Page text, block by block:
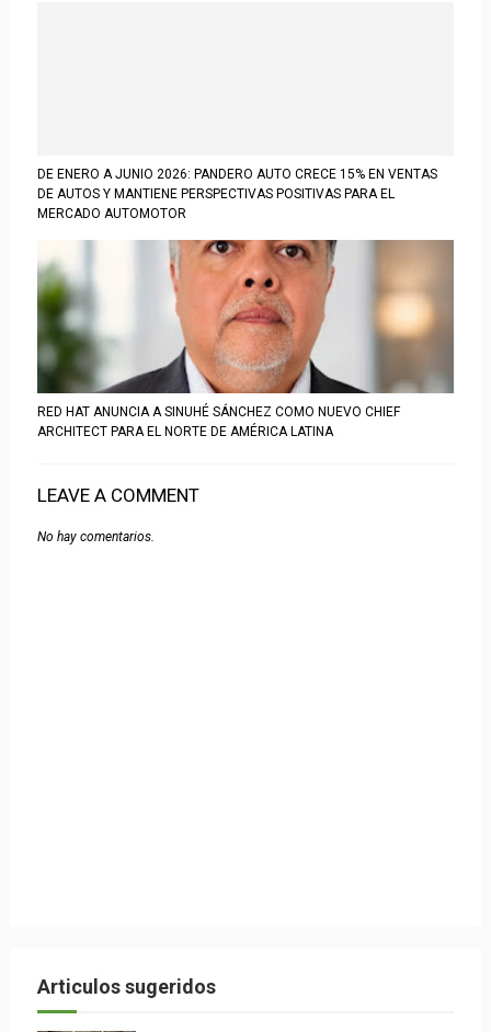
DE ENERO A JUNIO 2026: PANDERO AUTO CRECE 15% EN VENTAS
DE AUTOS Y MANTIENE PERSPECTIVAS POSITIVAS PARA EL
MERCADO AUTOMOTOR
RED HAT ANUNCIA A SINUHÉ SÁNCHEZ COMO NUEVO CHIEF
ARCHITECT PARA EL NORTE DE AMÉRICA LATINA
LEAVE A COMMENT
No hay comentarios.
Articulos sugeridos